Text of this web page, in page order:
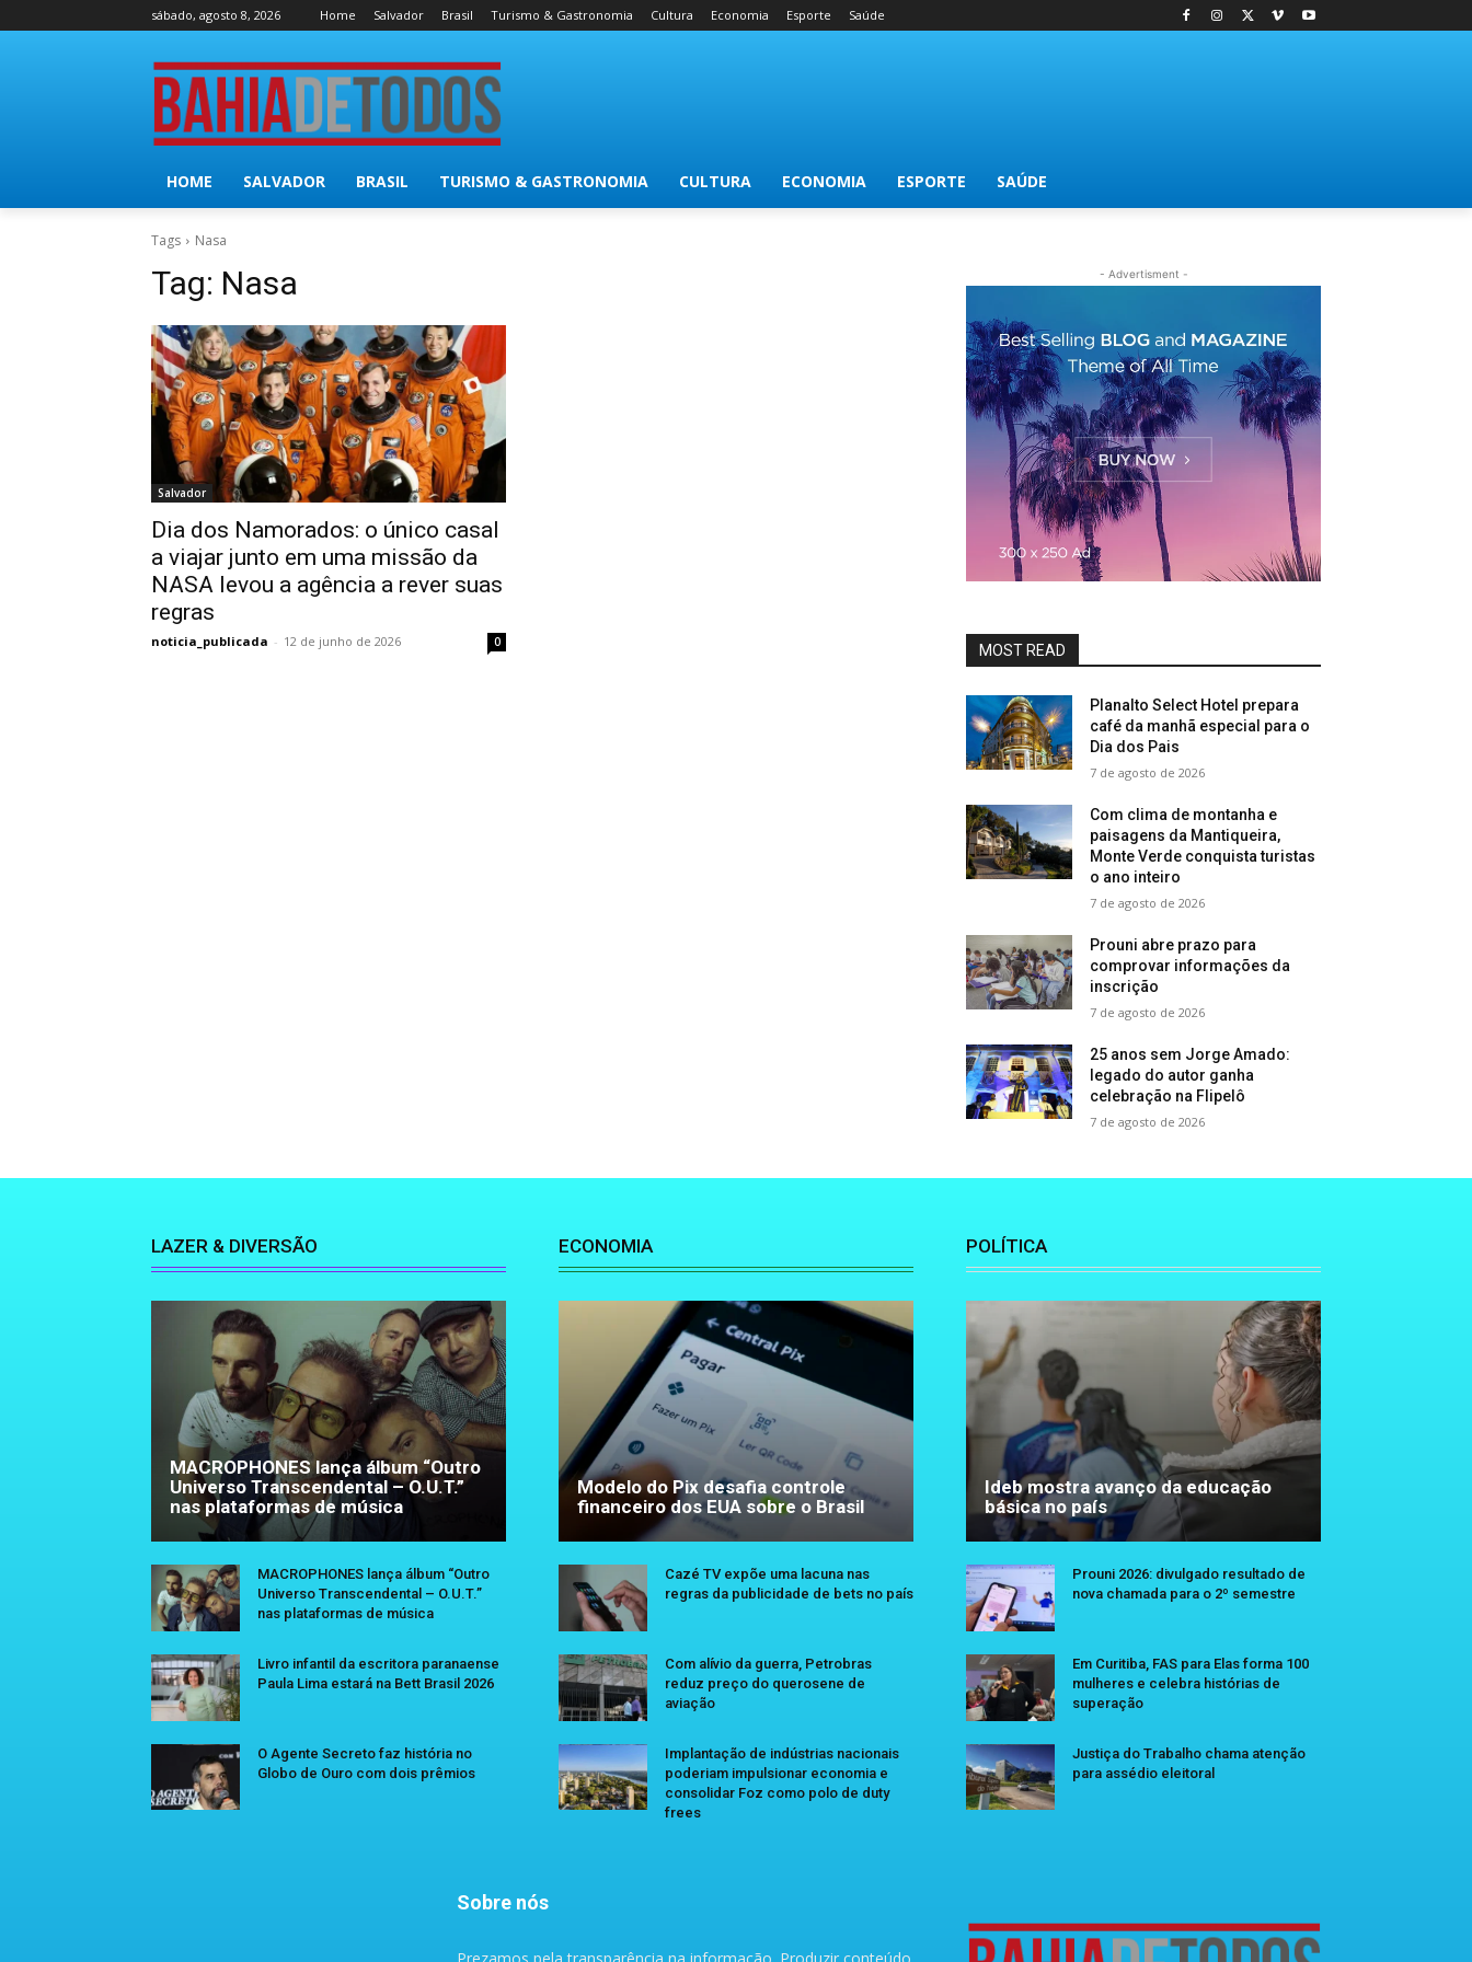
sábado, agosto 8, 2026 Home Salvador Brasil Turismo & Gastronomia Cultura Economia Esporte Saúde
HOME SALVADOR BRASIL TURISMO & GASTRONOMIA CULTURA ECONOMIA ESPORTE SAÚDE
Tags Nasa
Tag: Nasa
Salvador
Dia dos Namorados: o único casal
a viajar junto em uma missão da
NASA levou a agência a rever suas
regras
noticia_publicada - 12 de junho de 2026 0
- Advertisment -
MOST READ
Planalto Select Hotel prepara
café da manhã especial para o
Dia dos Pais
7 de agosto de 2026
Com clima de montanha e
paisagens da Mantiqueira,
Monte Verde conquista turistas
o ano inteiro
7 de agosto de 2026
Prouni abre prazo para
comprovar informações da
inscrição
7 de agosto de 2026
25 anos sem Jorge Amado:
legado do autor ganha
celebração na Flipelô
7 de agosto de 2026
LAZER & DIVERSÃO
MACROPHONES lança álbum “Outro
Universo Transcendental – O.U.T.”
nas plataformas de música
MACROPHONES lança álbum “Outro
Universo Transcendental – O.U.T.”
nas plataformas de música
Livro infantil da escritora paranaense
Paula Lima estará na Bett Brasil 2026
O Agente Secreto faz história no
Globo de Ouro com dois prêmios
ECONOMIA
Modelo do Pix desafia controle
financeiro dos EUA sobre o Brasil
Cazé TV expõe uma lacuna nas
regras da publicidade de bets no país
Com alívio da guerra, Petrobras
reduz preço do querosene de
aviação
Implantação de indústrias nacionais
poderiam impulsionar economia e
consolidar Foz como polo de duty
frees
POLÍTICA
Ideb mostra avanço da educação
básica no país
Prouni 2026: divulgado resultado de
nova chamada para o 2º semestre
Em Curitiba, FAS para Elas forma 100
mulheres e celebra histórias de
superação
Justiça do Trabalho chama atenção
para assédio eleitoral
Sobre nós
Prezamos pela transparência na informação. Produzir conteúdo